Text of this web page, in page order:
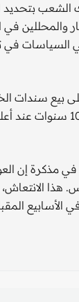
الشعب بتحديد
تقديرات التجار
السياسات
بيع سندات
10 سنوات بقيمة 39 مليار دولار أعلى مستوى له منذ 2007. وظل
مذكرة إن
ارتفعت منذ ذلك الحين بمقدار يزيد على 100 نقطة